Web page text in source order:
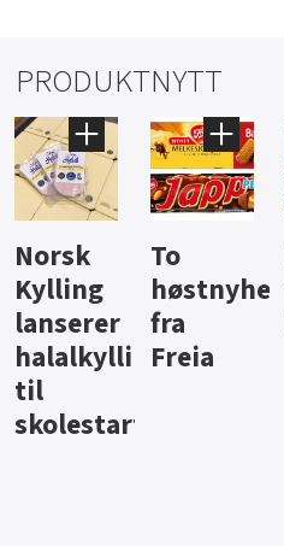
PRODUKTNYTT
Knalltall
for Açai
Bowl
Aass vil
bli
førstevalg
i lite-